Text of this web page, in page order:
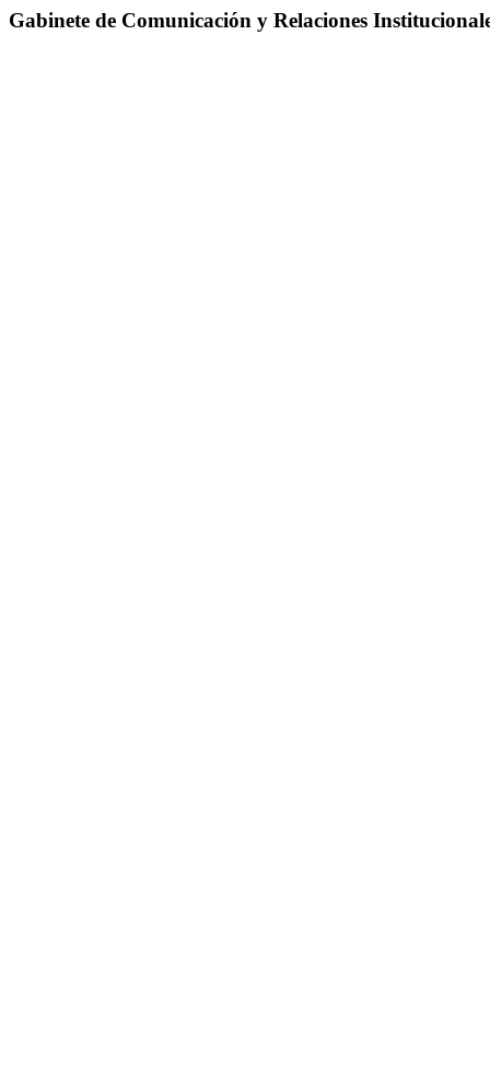
Gabinete de Comunicación y Relaciones